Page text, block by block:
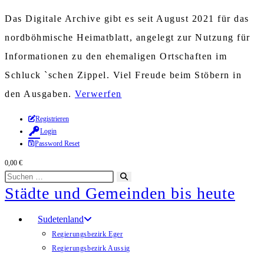
Das Digitale Archive gibt es seit August 2021 für das
nordböhmische Heimatblatt, angelegt zur Nutzung für
Informationen zu den ehemaligen Ortschaften im
Schluck `schen Zippel. Viel Freude beim Stöbern in
den Ausgaben. Verwerfen
Zum
Inhalt
springen
Registrieren
Login
Password Reset
0,00 €
Diese
Website
durchsuchen
starten
Städte und Gemeinden bis heute
Sudetenland
Regierungsbezirk Eger
Regierungsbezirk Aussig